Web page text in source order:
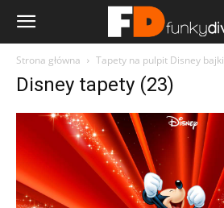
Strona główna Tapety na pulpit Disney bajki
Disney tapety (23)